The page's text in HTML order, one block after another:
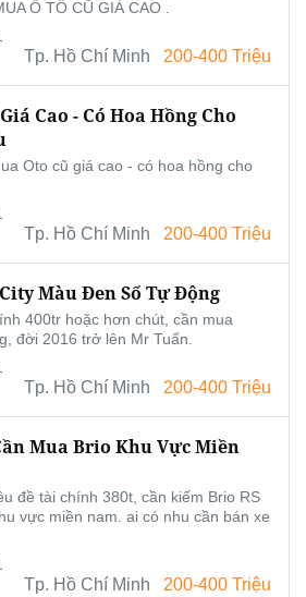
Ô TÔ CŨ GIÁ CAO .
Tp. Hồ Chí Minh 200-400 Triệu
Cao - Có Hoa Hồng Cho
Oto cũ giá cao - có hoa hồng cho
Tp. Hồ Chí Minh 200-400 Triệu
Màu Đen Số Tự Động
400tr hoặc hơn chút, cần mua
đời 2016 trở lên Mr Tuấn.
Tp. Hồ Chí Minh 200-400 Triệu
Mua Brio Khu Vực Miền
đề tài chính 380t, cần kiếm Brio RS
vực miền nam. ai có nhu cần bán xe
Tp. Hồ Chí Minh 200-400 Triệu